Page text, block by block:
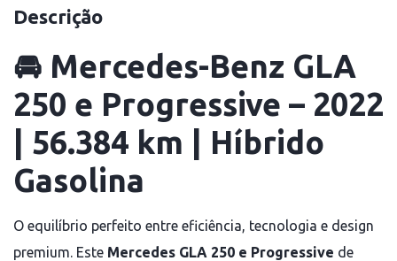
Descrição
🚘 Mercedes-Benz GLA
250 e Progressive – 2022
| 56.384 km | Híbrido
Gasolina
O equilíbrio perfeito entre eficiência, tecnologia e design
premium. Este Mercedes GLA 250 e Progressive